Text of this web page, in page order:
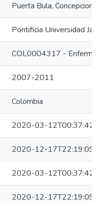
Puerta Bula, Concepcion
Pontificia Universidad
COL0004317 -
2007-2011
Colombia
2020-03-12T00:37:42Z
2020-12-17T22:19:09Z
2020-03-12T00:37:42Z
2020-12-17T22:19:09Z